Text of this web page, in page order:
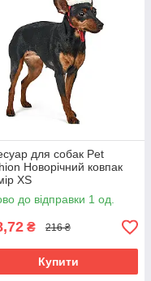
для собак Pet
Новорічний ковпак
XS
до відправки 1 од.
₴ 216 ₴
Купити